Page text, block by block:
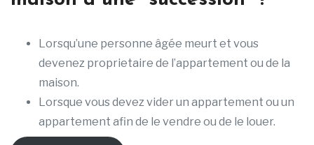
Lorsqu’une personne âgée meurt et vous
devenez proprietaire de l’appartement ou de la
maison.
Lorsque vous devez vider un appartement ou un
appartement afin de le vendre ou de le louer.